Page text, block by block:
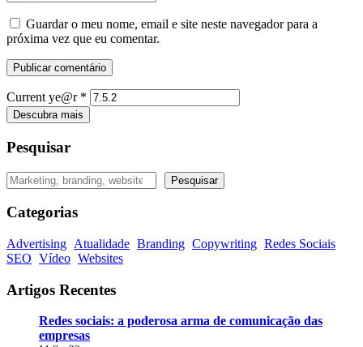
Guardar o meu nome, email e site neste navegador para a
próxima vez que eu comentar.
Current ye@r *
Descubra mais
Pesquisar
Pesquisar Pesquisar
Categorias
Advertising Atualidade Branding Copywriting Redes Sociais
SEO Vídeo Websites
Artigos Recentes
Redes sociais: a poderosa arma de comunicação das
empresas